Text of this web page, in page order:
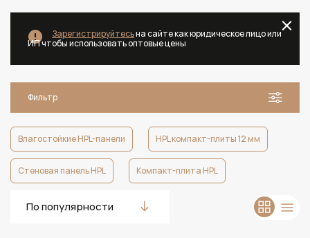
Зарегистрируйтесьна сайте как юридическое лицо или
ИП чтобы использовать оптовые цены
Фильтр
Влагостойкие HPL-панели HPL компакт-плиты 12 мм
Стеновая панель HPL Компакт-плита HPL
По популярности